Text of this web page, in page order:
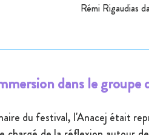
Rémi Rigaudias
dans le groupe
du festival, l'Anacej était